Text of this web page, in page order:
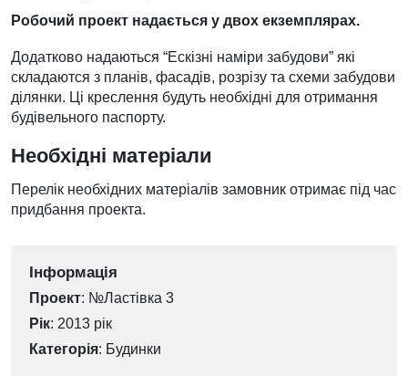
Робочий проект надається у двох екземплярах.
Додатково надаються “Ескізні наміри забудови” які
складаются з планів, фасадів, розрізу та схеми забудови
ділянки. Ці креслення будуть необхідні для отримання
будівельного паспорту.
Необхідні матеріали
Перелік необхідних матеріалів замовник отримає під час
придбання проекта.
Інформація
Проект: №Ластівка 3
Рік: 2013 рік
Категорія: Будинки